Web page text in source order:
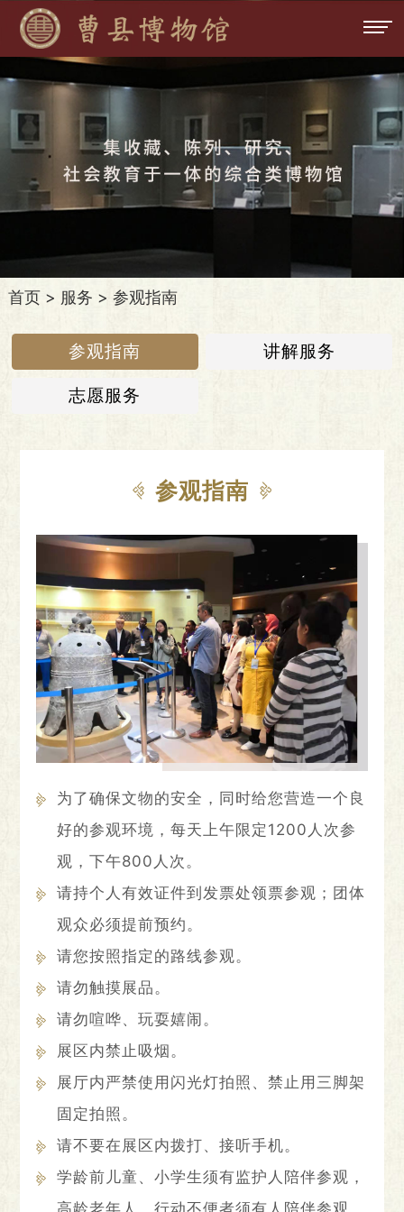
首页> 服务 > 参观指南
参观指南 讲解服务
志愿服务
参观指南
为了确保文物的安全，同时给您营造一个良
好的参观环境，每天上午限定1200人次参
观，下午800人次。
请持个人有效证件到发票处领票参观；团体
观众必须提前预约。
请您按照指定的路线参观。
请勿触摸展品。
请勿喧哗、玩耍嬉闹。
展区内禁止吸烟。
展厅内严禁使用闪光灯拍照、禁止用三脚架
固定拍照。
请不要在展区内拨打、接听手机。
学龄前儿童、小学生须有监护人陪伴参观，